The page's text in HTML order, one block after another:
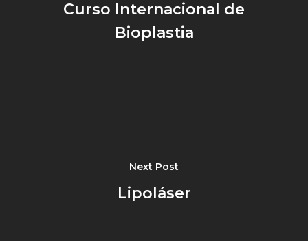
Curso Internacional de
Bioplastia
Next Post
Lipoláser